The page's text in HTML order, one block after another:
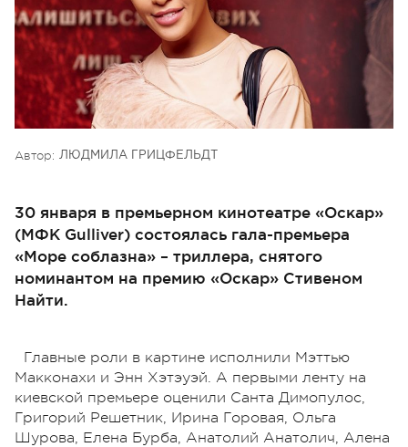
Автор: ЛЮДМИЛА ГРИЦФЕЛЬДТ
30 января в премьерном кинотеатре «Оскар»
(МФК Gulliver) состоялась гала-премьера
«Море соблазна» – триллера, снятого
номинантом на премию «Оскар» Стивеном
Найти.
Главные роли в картине исполнили Мэттью
Макконахи и Энн Хэтэуэй. А первыми ленту на
киевской премьере оценили Санта Димопулос,
Григорий Решетник, Ирина Горовая, Ольга
Шурова, Елена Бурба, Анатолий Анатолич, Алена